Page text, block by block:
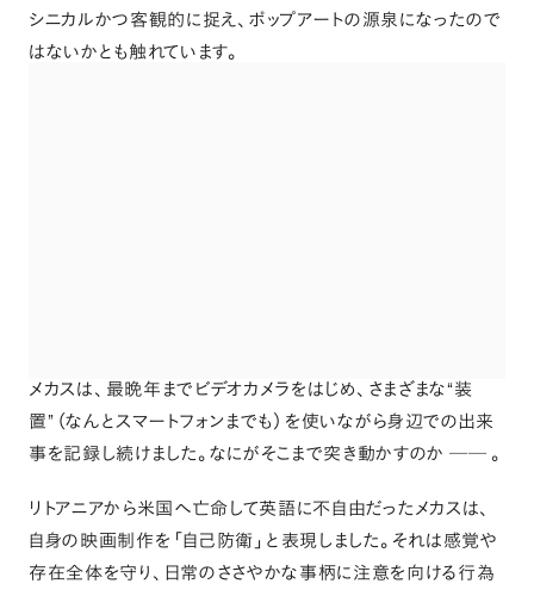
シニカルかつ客観的に捉え、 ポップアートの源泉になったので
はないかとも触れています。
メカスは 、 最晩年までビデオカメラをはじめ 、 さまざまな“装
置” （なんとスマートフォンまでも ） を使いながら身辺での出来
事を記録し続けました。 なにがそこまで突き動かすのか ── 。
リトアニアから米国へ亡命して英語に不自由だったメカスは、
自身の映画制作を 「 自己防衛 」 と表現しました。 それは感覚や
存在全体を守り 、 日常のささやかな事柄に注意を向ける行為